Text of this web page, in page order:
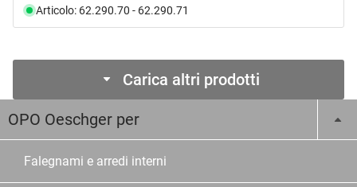
Articolo: 62.290.70 - 62.290.71
Carica altri prodotti
OPO Oeschger per
Falegnami e arredi interni